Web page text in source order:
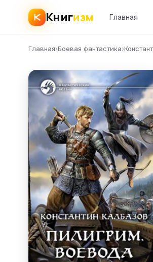
Книгизм Главная
Главная›Боевая фантастика›